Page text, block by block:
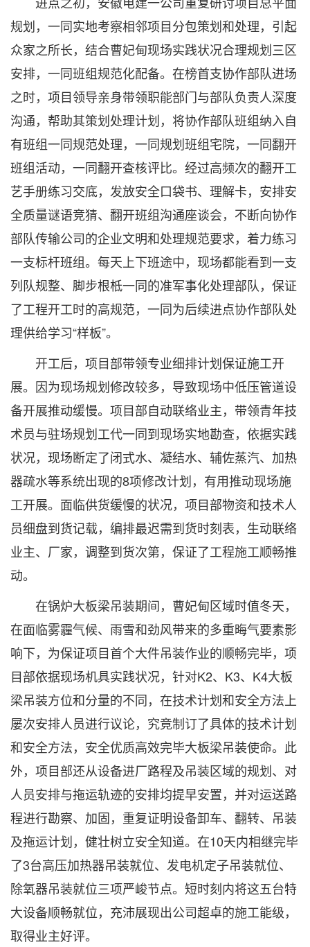
规划，一同实地考察相邻项目分包策划和处理，引起
众家之所长，结合曹妃甸现场实践状况合理规划三区
安排，一同班组规范化配备。在榜首支协作部队进场
之时，项目领导亲身带领职能部门与部队负责人深度
沟通，帮助其策划处理计划，将协作部队班组纳入自
有班组一同规范处理，一同规划班组宅院，一同翻开
班组活动，一同翻开查核评比。经过高频次的翻开工
艺手册练习交底，发放安全口袋书、理解卡，安排安
全质量谜语竞猜、翻开班组沟通座谈会，不断向协作
部队传输公司的企业文明和处理规范要求，着力练习
一支标杆班组。每天上下班途中，现场都能看到一支
列队规整、脚步根柢一同的准军事化处理部队，保证
了工程开工时的高规范，一同为后续进点协作部队处
理供给学习“样板”。
开工后，项目部带领专业细排计划保证施工开
展。因为现场规划修改较多，导致现场中低压管道设
备开展推动缓慢。项目部自动联络业主，带领青年技
术员与驻场规划工代一同到现场实地勘查，依据实践
状况，现场断定了闭式水、凝结水、辅佐蒸汽、加热
器疏水等系统出现的8项修改计划，有用推动现场施
工开展。面临供货缓慢的状况，项目部物资和技术人
员细盘到货记载，编排最迟需到货时刻表，生动联络
业主、厂家，调整到货次第，保证了工程施工顺畅推
动。
在锅炉大板梁吊装期间，曹妃甸区域时值冬天，
在面临雾霾气候、雨雪和劲风带来的多重晦气要素影
响下，为保证项目首个大件吊装作业的顺畅完毕，项
目部依据现场机具实践状况，针对K2、K3、K4大板
梁吊装方位和分量的不同，在技术计划和安全方法上
屡次安排人员进行议论，究竟制订了具体的技术计划
和安全方法，安全优质高效完毕大板梁吊装使命。此
外，项目部还从设备进厂路程及吊装区域的规划、对
人员安排与拖运轨迹的安排均提早安置，并对运送路
程进行勘察、加固，重复证明设备卸车、翻转、吊装
及拖运计划，健壮树立安全知道。在10天内相继完毕
了3台高压加热器吊装就位、发电机定子吊装就位、
除氧器吊装就位三项严峻节点。短时刻内将这五台特
大设备顺畅就位，充沛展现出公司超卓的施工能级，
取得业主好评。